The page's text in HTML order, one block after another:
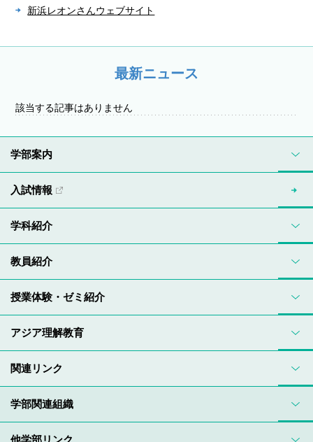
新浜レオンさんウェブサイト
最新ニュース
該当する記事はありません
学部関連組織
他学部リンク
学部案内
入試情報
学科紹介
教員紹介
授業体験・ゼミ紹介
アジア理解教育
関連リンク